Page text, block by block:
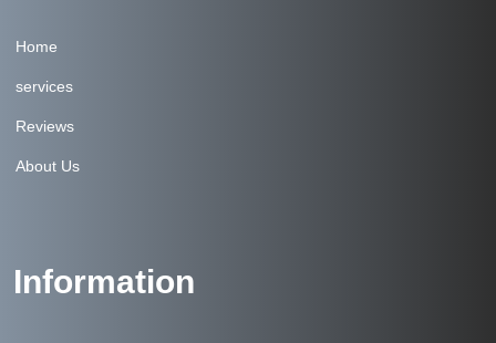
Home
services
Reviews
About Us
Information